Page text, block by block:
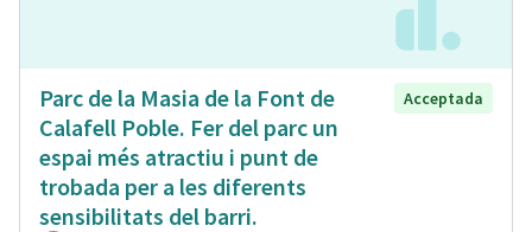
Parc de la Masia de la Font de
Calafell Poble. Fer del parc un
espai més atractiu i punt de
trobada per a les diferents
sensibilitats del barri.
Acceptada